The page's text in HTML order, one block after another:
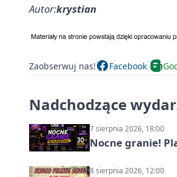
Autor:krystian
Zaobserwuj nas! Facebook
Nadchodzące
7 sierpnia 2026, 18:00
Nocne granie!
8 sierpnia 2026, 12:00